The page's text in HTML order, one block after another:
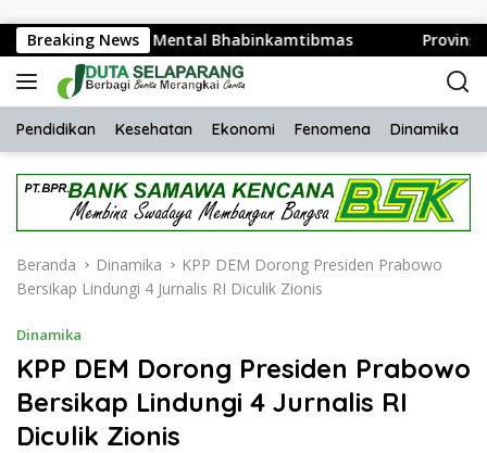
Breaking NewsMental Bhabinkamtibmas Provinsi NTB
Pendidikan Kesehatan Ekonomi Fenomena Dinamika
Beranda Dinamika
KPP DEM Dorong Presiden Prabowo
Bersikap Lindungi 4 Jurnalis RI Diculik Zionis
Dinamika
KPP DEM Dorong Presiden Prabowo
Bersikap Lindungi 4 Jurnalis RI
Diculik Zionis